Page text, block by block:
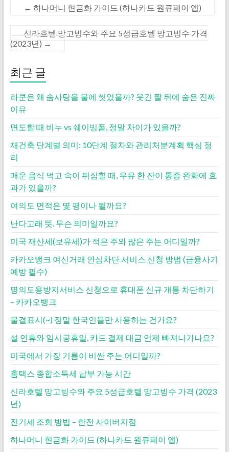
← 하나머니 현금화 가이드 (하나카드 원큐페이 앱)
신라호텔 망고빙수와 주요 5성급호텔 망고빙수 가격
(2023년) →
최근 글
라쿤은 왜 솜사탕을 물에 씻었을까? 웃긴 짤 뒤에 숨은 진짜
이유
면도할 때 비누 vs 쉐이빙폼, 정말 차이가 있을까?
재건축 단계별 의미: 10단계 절차와 관리처분계획 핵심 정
리
매운 음식 먹고 속이 뒤집힐 때, 우유 한 잔이 통증 완화에 효
과가 있을까?
여의도 면적은 몇 평이나 될까요?
난다고래 뜻. 무슨 의미일까요?
미국 재산세(보유세)가 적은 주와 많은 주는 어디일까?
카카오뱅크 여신거래 안심차단 서비스 신청 방법 (금융사기
예방 필수)
명의도용방지서비스 신청으로 휴대폰 신규 개통 차단하기
– 카카오뱅크
물결표시(~) 정말 한국인들만 사용하는 건가요?
설 연휴와 임시공휴일, 카드 결제 대금 언제 빠져나가나요?
미국에서 가장 기름이 비싼 주는 어디일까?
홈택스 종합소득세 납부 가능 시간
신라호텔 망고빙수와 주요 5성급호텔 망고빙수 가격 (2023
년)
전기세 조회 방법 – 한전 사이버지점
하나머니 현금화 가이드 (하나카드 원큐페이 앱)